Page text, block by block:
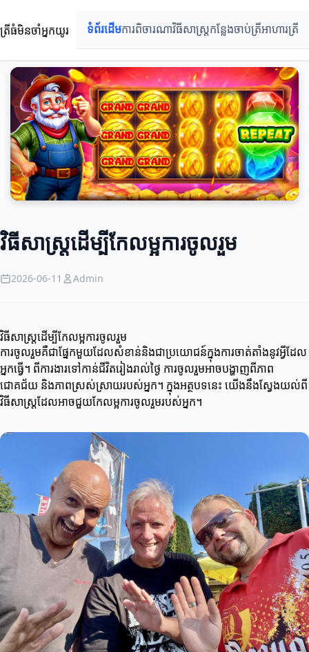
ត្រីធំមិនចាំអ្នកយូរ ទំព័រដើមការពិចារណាវិធីសាស្ត្រកន្លែងចាប់ត្រីអាហារត្រី
វិធីសាស្ត្រដើម្បីកែលម្អការចូលរួម
2026-06-11 Admin
វិធីសាស្ត្រដើម្បីកែលម្អការចូលរួម
ការចូលរួមគឺជាផ្នែកមួយដែលសំខាន់និងជាប្រយោជន៍ក្នុងការចាត់តាំងនូវអ្វីដែល
អ្នកធ្វើ។ ពីការងារទៅកាន់ជីវិតរៀងរាល់ថ្ងៃ ការចូលរួមអាចបង្ហាញពីភាព
ជោគជ័យ និងភាពស្រស់ស្រាយរបស់អ្នក។ ក្នុងអត្ថបទនេះ យើងនឹងស្វែងយល់ពី
វិធីសាស្ត្រដែលអាចជួយកែលម្អការចូលរួមរបស់អ្នក។